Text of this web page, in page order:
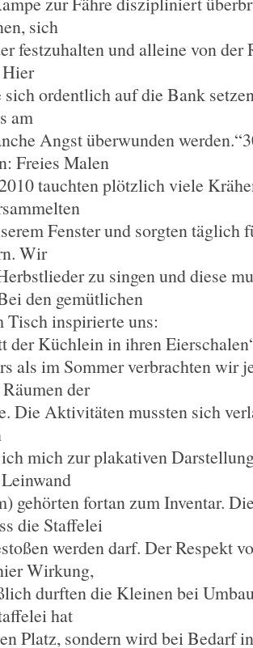
sich
festzuhalten und alleine von der
Hier
sich ordentlich auf die Bank
am
Angst überwunden
Freies Malen
tauchten plötzlich viele
Fenster und sorgten täglich
Wir
zu singen und diese
den gemütlichen
Tisch inspirierte uns:
der Küchlein in ihren
als im Sommer verbrachten wir
der
Die Aktivitäten mussten sich
mich zur plakativen
gehörten fortan zum Inventar.
die Staffelei
werden darf. Der Respekt
Wirkung,
durften die Kleinen bei
hat
Platz, sondern wird bei Bedarf